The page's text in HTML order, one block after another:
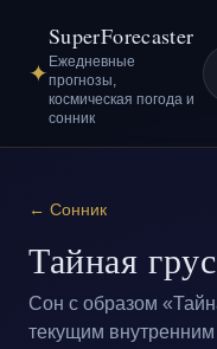
✦
SuperForecaster
Ежедневные
прогнозы,
космическая погода и
сонник
← Сонник
Тайная
Сон с образом
текущим